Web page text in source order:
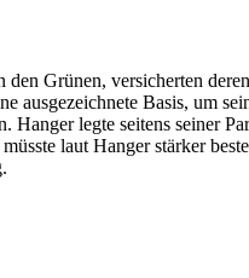
Grünen, versicherten
ausgezeichnete Basis, um
legte seitens seiner
laut Hanger stärker